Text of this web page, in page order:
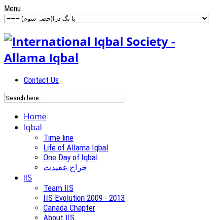
Menu
Contact Us
Home
Iqbal
Time line
Life of Allama Iqbal
One Day of Iqbal
خراج عقیدت
IIS
Team IIS
IIS Evolution 2009 - 2013
Canada Chapter
About IIS